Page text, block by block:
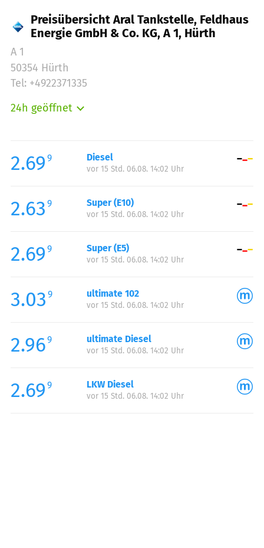
Preisübersicht Aral Tankstelle, Feldhaus
Energie GmbH & Co. KG, A 1, Hürth
A 1
50354 Hürth
Tel: +4922371335
24h geöffnet
Mittwoch:
00:00-24:00
Donnerstag:
Samstag:
00:00-24:00
Sonntag:
2.69 9 Diesel
vor 15 Std. 06.08. 14:02 Uhr
2.63 9 Super (E10)
vor 15 Std. 06.08. 14:02 Uhr
2.69 9 Super (E5)
vor 15 Std. 06.08. 14:02 Uhr
3.03 9 ultimate 102
vor 15 Std. 06.08. 14:02 Uhr
2.969 ultimate Diesel
vor 15 Std. 06.08. 14:02 Uhr
2.69 9 LKW Diesel
vor 15 Std. 06.08. 14:02 Uhr